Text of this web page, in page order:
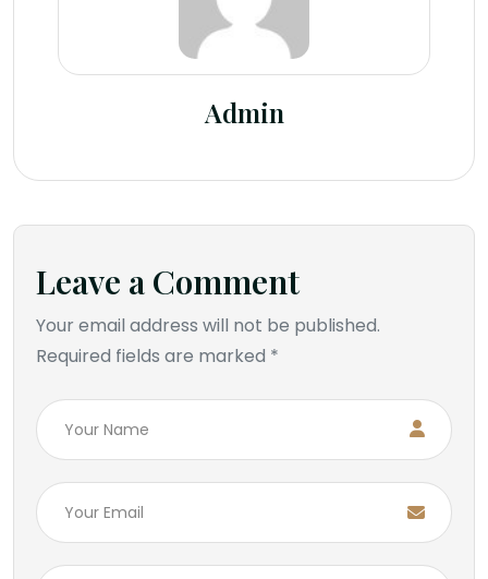
Admin
Leave a Comment
Your email address will not be published.
Required fields are marked *